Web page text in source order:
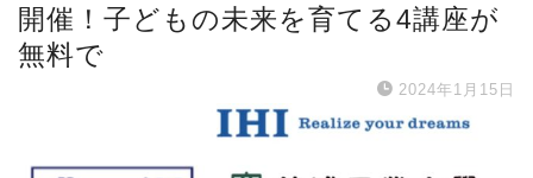
開催！子どもの未来を育てる4講座が
無料で
2024年1月15日